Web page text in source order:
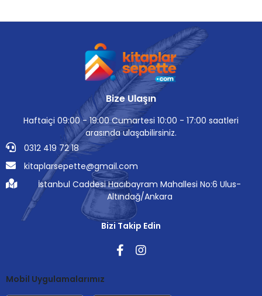
Bize Ulaşın
Haftaiçi 09:00 - 19:00 Cumartesi 10:00 - 17:00 saatleri
arasında ulaşabilirsiniz.
0312 419 72 18
kitaplarsepette@gmail.com
İstanbul Caddesi Hacıbayram Mahallesi No:6 Ulus-
Altındağ/Ankara
Bizi Takip Edin
Mobil Uygulamalarımız